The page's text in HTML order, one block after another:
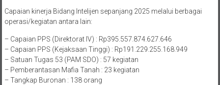
Capaian kinerja Bidang Intelijen sepanjang 2025 melalui berbagai
operasi/kegiatan antara lain:
– Capaian PPS (Direktorat IV) : Rp395.557.874.627.646
– Capaian PPS (Kejaksaan Tinggi) : Rp191.229.255.168.949
– Satuan Tugas 53 (PAM SDO) : 57 kegiatan
– Pemberantasan Mafia Tanah : 23 kegiatan
– Tangkap Buronan : 138 orang